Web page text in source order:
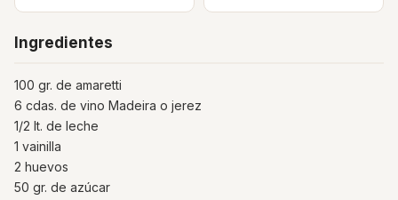
Ingredientes
100 gr. de amaretti
6 cdas. de vino Madeira o jerez
1/2 lt. de leche
1 vainilla
2 huevos
50 gr. de azúcar